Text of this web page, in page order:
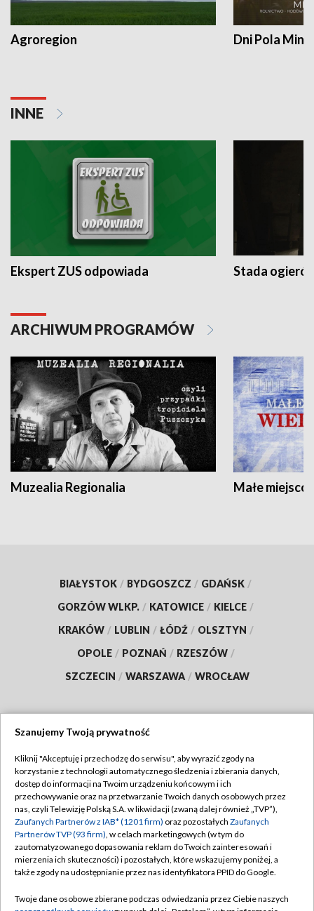
Agroregion Dni Pola
INNE
Ekspert ZUS odpowiada Stada
ARCHIWUM PROGRAMÓW
Muzealia Regionalia Małe
BIAŁYSTOK / BYDGOSZCZ / GDAŃSK /
GORZÓW WLKP. / KATOWICE / KIELCE /
KRAKÓW / LUBLIN / ŁÓDŹ / OLSZTYN /
OPOLE / POZNAŃ / RZESZÓW /
SZCZECIN / WARSZAWA / WROCŁAW
TVP
Abonament TVP
Emisja w TVP
Centrum informacji TVP
Naziemna Telewizja Cyfrowa
Regulamin TVP
Polityka prywatności
Moje zgody
Pomoc
Szanujemy Twoją prywatność
Kliknij "Akceptuję i przechodzę do serwisu", aby wyrazić zgody na
korzystanie z technologii automatycznego śledzenia i zbierania danych,
dostęp do informacji na Twoim urządzeniu końcowym i ich
przechowywanie oraz na przetwarzanie Twoich danych osobowych przez
nas, czyli Telewizję Polską S.A. w likwidacji (zwaną dalej również „TVP”),
Zaufanych Partnerów z IAB* (1201 firm) oraz pozostałych Zaufanych
Partnerów TVP (93 firm), w celach marketingowych (w tym do
zautomatyzowanego dopasowania reklam do Twoich zainteresowań i
mierzenia ich skuteczności) i pozostałych, które wskazujemy poniżej, a
także zgody na udostępnianie przez nas identyfikatora PPID do Google.
Twoje dane osobowe zbierane podczas odwiedzania przez Ciebie naszych